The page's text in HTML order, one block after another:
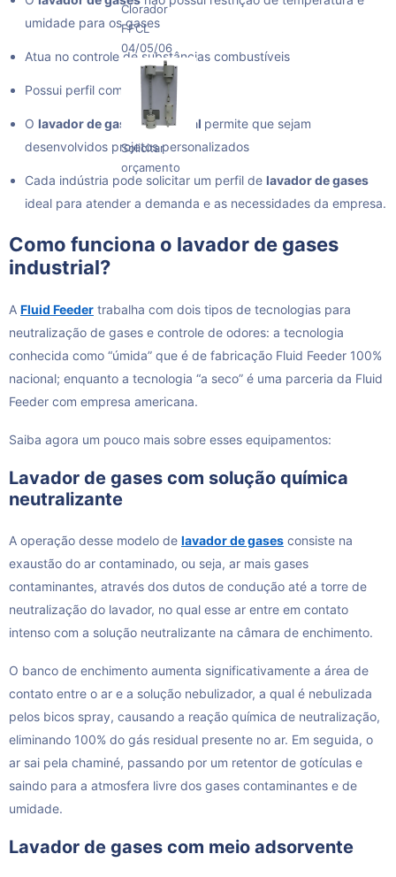
Clorador
FFCL
04/05/06
Solicitar
orçamento
umidade para os gases
Atua no controle de substâncias combustíveis
Possui perfil compacto
O lavador de gases industrial permite que sejam
desenvolvidos projetos personalizados
Cada indústria pode solicitar um perfil de lavador de gases
ideal para atender a demanda e as necessidades da empresa.
Como funciona o lavador de gases
industrial?
A Fluid Feeder trabalha com dois tipos de tecnologias para
neutralização de gases e controle de odores: a tecnologia
conhecida como “úmida” que é de fabricação Fluid Feeder 100%
nacional; enquanto a tecnologia “a seco” é uma parceria da Fluid
Feeder com empresa americana.
Saiba agora um pouco mais sobre esses equipamentos:
Lavador de gases com solução química
neutralizante
A operação desse modelo de lavador de gases consiste na
exaustão do ar contaminado, ou seja, ar mais gases
contaminantes, através dos dutos de condução até a torre de
neutralização do lavador, no qual esse ar entre em contato
intenso com a solução neutralizante na câmara de enchimento.
O banco de enchimento aumenta significativamente a área de
contato entre o ar e a solução nebulizador, a qual é nebulizada
pelos bicos spray, causando a reação química de neutralização,
eliminando 100% do gás residual presente no ar. Em seguida, o
ar sai pela chaminé, passando por um retentor de gotículas e
saindo para a atmosfera livre dos gases contaminantes e de
umidade.
Lavador de gases com meio adsorvente